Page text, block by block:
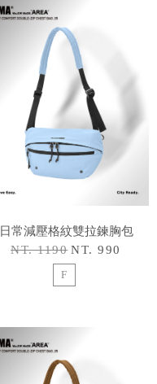
日常減壓格紋雙拉鍊胸包
NT. 1190 NT. 990
F